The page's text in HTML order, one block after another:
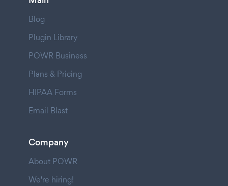
Blog
Plugin Library
POWR Business
Plans & Pricing
HIPAA Forms
Email Blast
Company
About POWR
We're hiring!